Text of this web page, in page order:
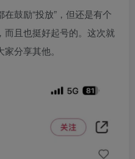
鼓励“投放”，但还是有个
而且也挺好起号的。这次就
分享其他。